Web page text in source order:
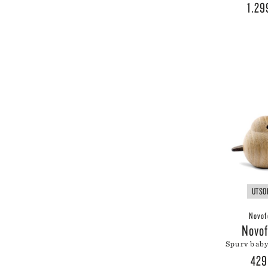
spurv